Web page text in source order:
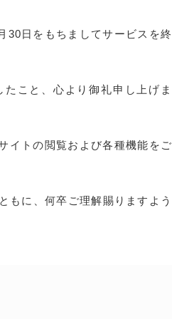
30日をもちましてサービスを終
こと、心より御礼申し上げま
イトの閲覧および各種機能をご
もに、何卒ご理解賜りますよう